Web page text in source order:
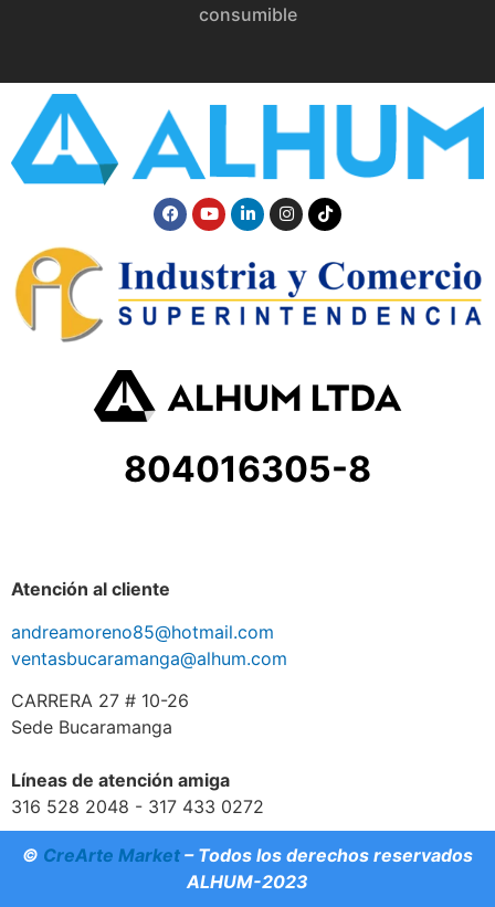
consumible
804016305-8
Atención al cliente
andreamoreno85@hotmail.com
ventasbucaramanga@alhum.com
CARRERA 27 # 10-26
Sede Bucaramanga
Líneas de atención amiga
316 528 2048 - 317 433 0272
© CreArte Market – Todos los derechos reservados
ALHUM-2023